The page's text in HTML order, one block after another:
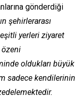
gönderdiği
şehirlerarası
yerleri ziyaret
özeni
oldukları büyük
sadece kendilerinin